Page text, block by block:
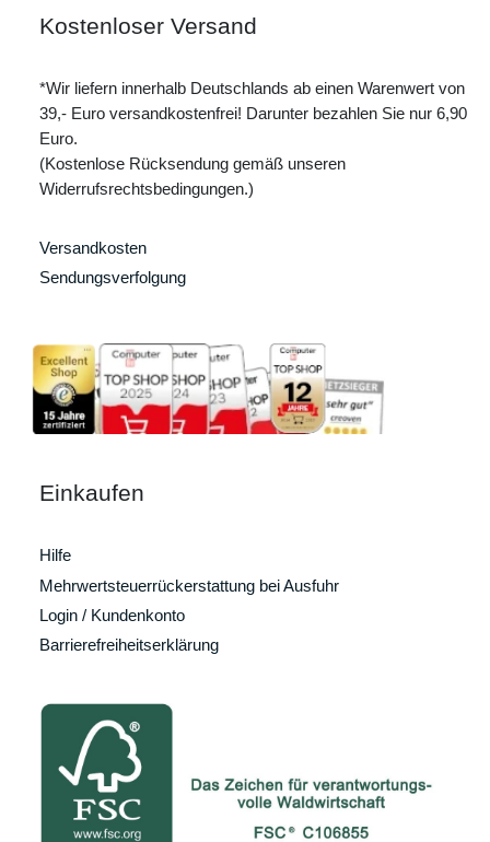
Kostenloser Versand
*Wir liefern innerhalb Deutschlands ab einen Warenwert von
39,- Euro versandkostenfrei! Darunter bezahlen Sie nur 6,90
Euro.
(Kostenlose Rücksendung gemäß unseren
Widerrufsrechtsbedingungen.)
Versandkosten
Sendungsverfolgung
Einkaufen
Hilfe
Mehrwertsteuerrückerstattung bei Ausfuhr
Login / Kundenkonto
Barrierefreiheitserklärung